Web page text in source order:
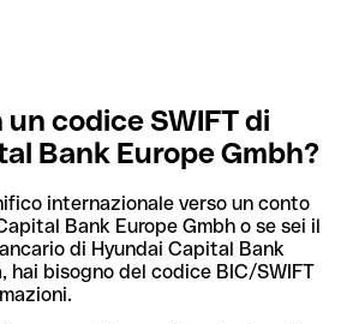
codice SWIFT di
Bank Europe Gmbh?
internazionale verso un conto
Bank Europe Gmbh o se sei il
di Hyundai Capital Bank
hai bisogno del codice BIC/SWIFT